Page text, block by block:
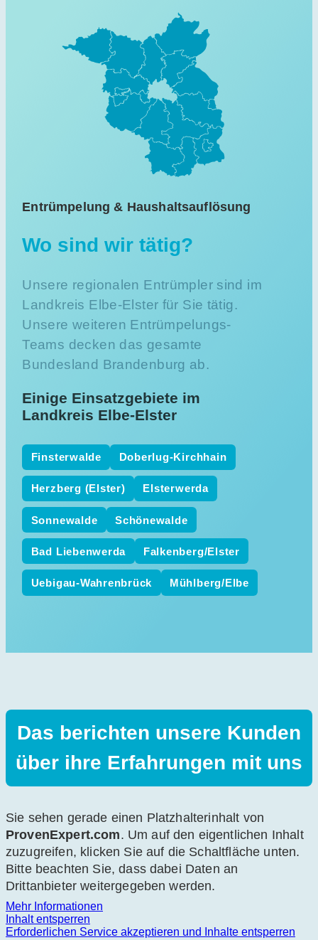
Entrümpelung & Haushaltsauflösung
Wo sind wir tätig?
Unsere regionalen Entrümpler sind im
Landkreis Elbe-Elster für Sie tätig.
Unsere weiteren Entrümpelungs-
Teams decken das gesamte
Bundesland Brandenburg ab.
Einige Einsatzgebiete im
Landkreis Elbe-Elster
Finsterwalde Doberlug-Kirchhain
Herzberg (Elster) Elsterwerda
Sonnewalde Schönewalde
Bad Liebenwerda Falkenberg/Elster
Uebigau-Wahrenbrück Mühlberg/Elbe
Das berichten unsere Kunden
über ihre Erfahrungen mit uns
Sie sehen gerade einen Platzhalterinhalt von
ProvenExpert.com. Um auf den eigentlichen Inhalt
zuzugreifen, klicken Sie auf die Schaltfläche unten.
Bitte beachten Sie, dass dabei Daten an
Drittanbieter weitergegeben werden.
Mehr Informationen
Inhalt entsperren
Erforderlichen Service akzeptieren und Inhalte entsperren